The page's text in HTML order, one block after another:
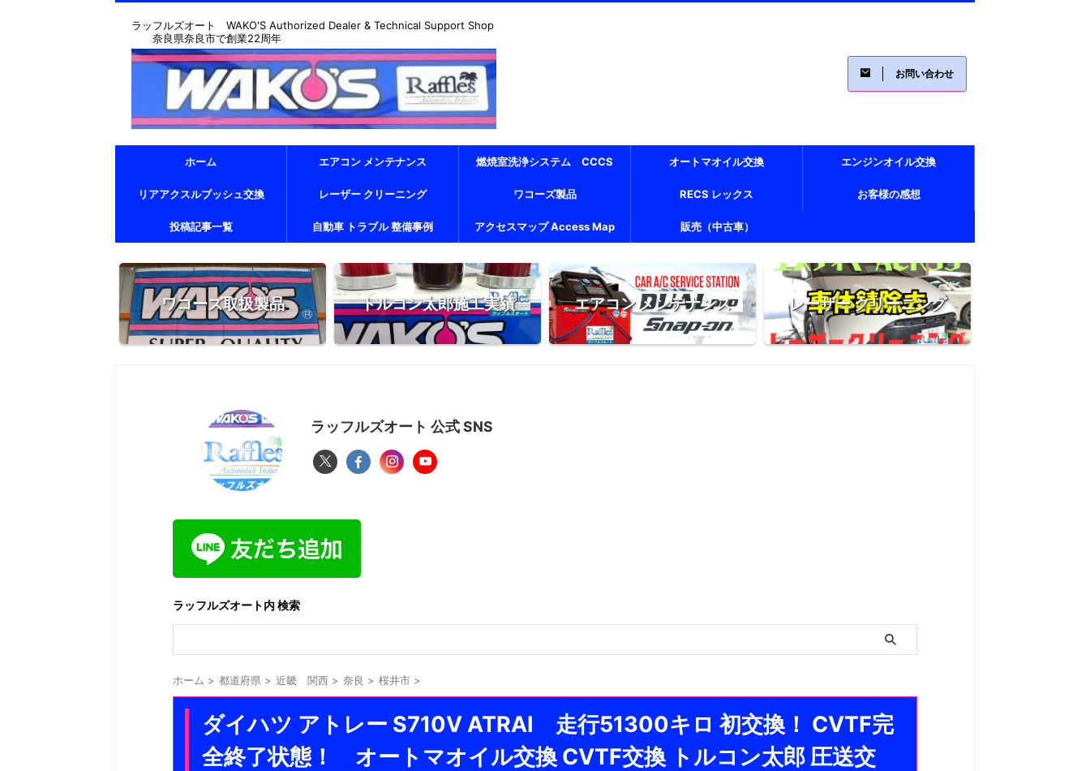
ラッフルズオート WAKO'S Authorized Dealer & Technical Support Shop
奈良県奈良市で創業22周年
お問い合わせ
ホーム エアコン メンテナンス 燃焼室洗浄システム CCCS オートマオイル交換 エンジンオイル交換
リアアクスルブッシュ交換 レーザー クリーニング ワコーズ製品 RECS レックス お客様の感想
投稿記事一覧 自動車 トラブル 整備事例 アクセスマップ Access Map 販売（中古車）
ワコーズ取扱製品 トルコン太郎施工実績 エアコン メンテナンス レーザー クリーニング
ラッフルズオート 公式 SNS
ラッフルズオート内 検索
ホーム > 都道府県 > 近畿 関西 > 奈良 > 桜井市 >
ダイハツ アトレー S710V ATRAI 走行51300キロ 初交換！ CVTF完
全終了状態！ オートマオイル交換 CVTF交換 トルコン太郎 圧送交